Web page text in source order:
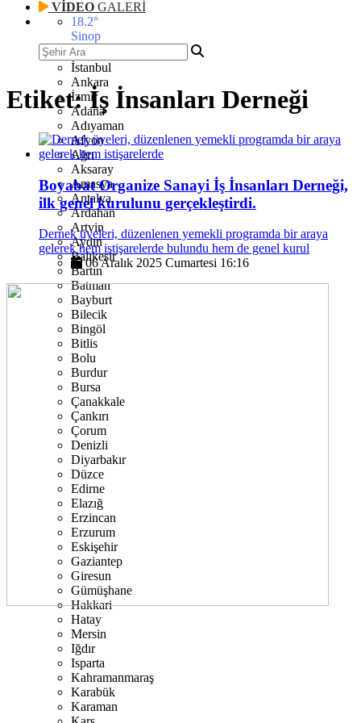
VİDEO GALERİ
18.2°
Sinop
İstanbul
Ankara
İzmir
Adana
Adıyaman
Afyon
Ağrı
Aksaray
Amasya
Antalya
Ardahan
Artvin
Aydın
Balıkesir
Bartın
Batman
Bayburt
Bilecik
Bingöl
Bitlis
Bolu
Burdur
Bursa
Çanakkale
Çankırı
Çorum
Denizli
Diyarbakır
Düzce
Edirne
Elazığ
Erzincan
Erzurum
Eskişehir
Gaziantep
Giresun
Gümüşhane
Hakkari
Hatay
Mersin
Iğdır
Isparta
Kahramanmaraş
Karabük
Karaman
Etiket:İş İnsanları Derneği
Boyabat Organize Sanayi İş İnsanları Derneği,
ilk genel kurulunu gerçekleştirdi.
Dernek üyeleri, düzenlenen yemekli programda bir araya
gelerek hem istişarelerde bulundu hem de genel kurul
06 Aralık 2025 Cumartesi 16:16